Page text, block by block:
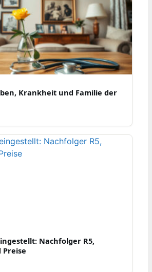
Krankheit und Familie der
Nachfolger R5,
Preise